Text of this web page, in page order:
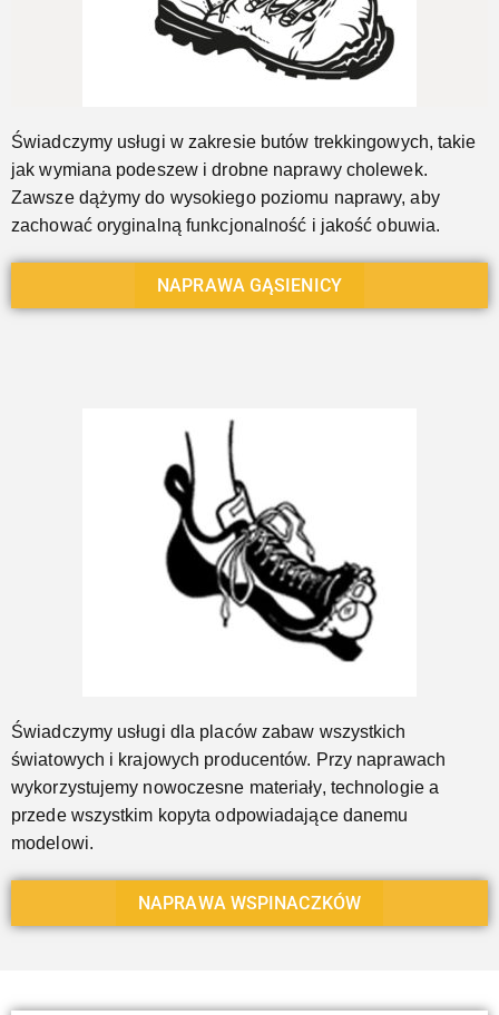
Świadczymy usługi w zakresie butów trekkingowych, takie
jak wymiana podeszew i drobne naprawy cholewek.
Zawsze dążymy do wysokiego poziomu naprawy, aby
zachować oryginalną funkcjonalność i jakość obuwia.
NAPRAWA GĄSIENICY
Świadczymy usługi dla placów zabaw wszystkich
światowych i krajowych producentów. Przy naprawach
wykorzystujemy nowoczesne materiały, technologie a
przede wszystkim kopyta odpowiadające danemu
modelowi.
NAPRAWA WSPINACZKÓW